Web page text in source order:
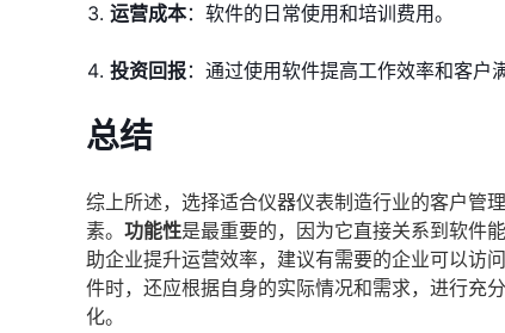
运营成本：软件的日常使用和培训费用。
投资回报：通过使用软件提高工作效率和客户
总结
综上所述，选择适合仪器仪表制造行业的客户管
素。 功能性是最重要的，因为它直接关系到软件
助企业提升运营效率，建议有需要的企业可以访问
件时，还应根据自身的实际情况和需求，进行充
化。